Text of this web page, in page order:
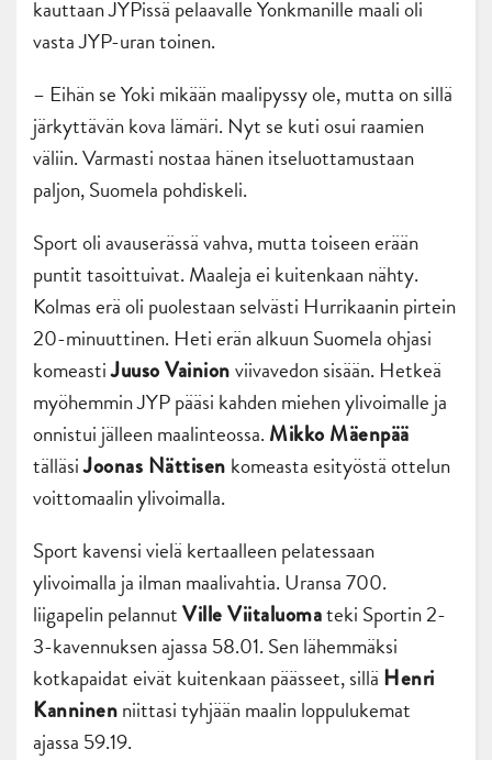
kauttaan JYPissä pelaavalle Yonkmanille maali oli
vasta JYP-uran toinen.
– Eihän se Yoki mikään maalipyssy ole, mutta on sillä
järkyttävän kova lämäri. Nyt se kuti osui raamien
väliin. Varmasti nostaa hänen itseluottamustaan
paljon, Suomela pohdiskeli.
Sport oli avauserässä vahva, mutta toiseen erään
puntit tasoittuivat. Maaleja ei kuitenkaan nähty.
Kolmas erä oli puolestaan selvästi Hurrikaanin pirtein
20-minuuttinen. Heti erän alkuun Suomela ohjasi
komeastiJuuso Vainionviivavedon sisään. Hetkeä
myöhemmin JYP pääsi kahden miehen ylivoimalle ja
onnistui jälleen maalinteossa. Mikko Mäenpää
tälläsiJoonas Nättisen komeasta esityöstä ottelun
voittomaalin ylivoimalla.
Sport kavensi vielä kertaalleen pelatessaan
ylivoimalla ja ilman maalivahtia. Uransa 700.
liigapelin pelannutVille Viitaluomateki Sportin 2-
3-kavennuksen ajassa 58.01. Sen lähemmäksi
kotkapaidat eivät kuitenkaan päässeet, sillä Henri
Kanninenniittasi tyhjään maalin loppulukemat
ajassa 59.19.